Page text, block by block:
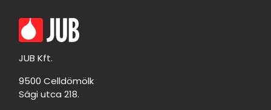
JUB Kft.
9500 Celldömölk
Sági utca 218.